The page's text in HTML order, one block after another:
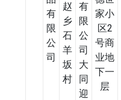
有
限
公
司
赵
乡
石
羊
坂
村
有
限
公
司
大
同
迎
家小
区2
号商
业地
下一
层